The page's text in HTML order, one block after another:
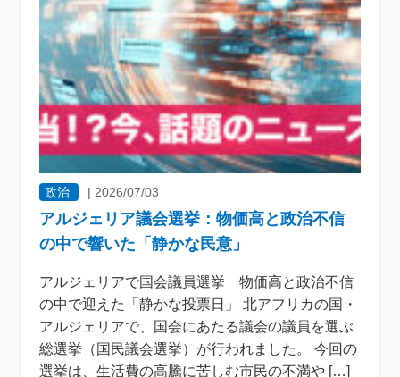
政治 | 2026/07/03
アルジェリア議会選挙：物価高と政治不信
の中で響いた「静かな民意」
アルジェリアで国会議員選挙 物価高と政治不信
の中で迎えた「静かな投票日」 北アフリカの国・
アルジェリアで、国会にあたる議会の議員を選ぶ
総選挙（国民議会選挙）が行われました。 今回の
選挙は、生活費の高騰に苦しむ市民の不満や […]